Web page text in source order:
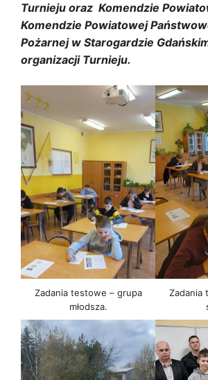
Turnieju oraz Komendzie
Komendzie Powiatowej
Pożarnej w Starogardzie
organizacji Turnieju.
Zadania testowe – grupa
młodsza.
Zadania